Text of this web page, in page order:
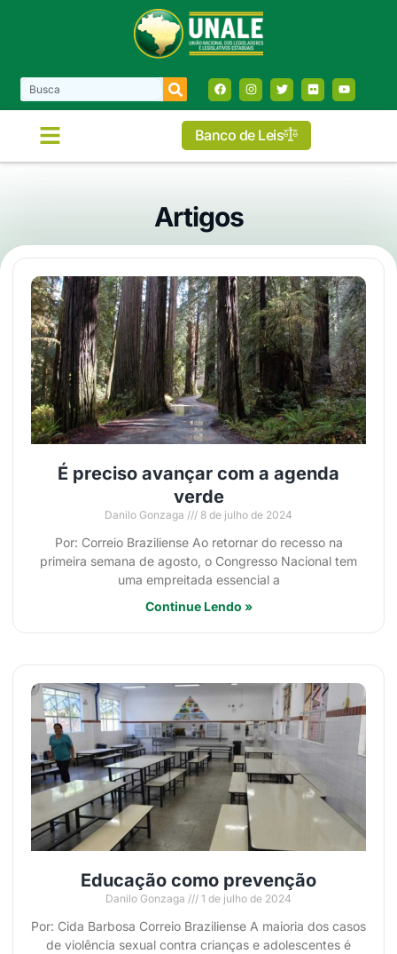
Banco de Leis
Artigos
É preciso avançar com a agenda
verde
Danilo Gonzaga 8 de julho de 2024
Por: Correio Braziliense Ao retornar do recesso na
primeira semana de agosto, o Congresso Nacional tem
uma empreitada essencial a
Continue Lendo »
Educação como prevenção
Danilo Gonzaga 1 de julho de 2024
Por: Cida Barbosa Correio Braziliense A maioria dos casos
de violência sexual contra crianças e adolescentes é